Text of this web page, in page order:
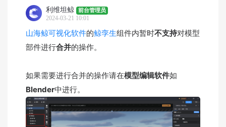
利维坦鲸 前台管理员
2024-03-21 10:01
山海鲸可视化软件的鲸孪生组件内暂时不支持对模型
部件进行合并的操作。
如果需要进行合并的操作请在模型编辑软件如
Blender中进行。